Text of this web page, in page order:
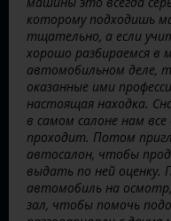
которому подходишь
тщательно, а если
хорошо разбираемся в
автомобильном деле,
оказанные ими
настоящая находка.
в самом салоне нам
проходит. Потом
автосалон, чтобы
выдать по ней оценку.
автомобиль на
зал, чтобы помочь